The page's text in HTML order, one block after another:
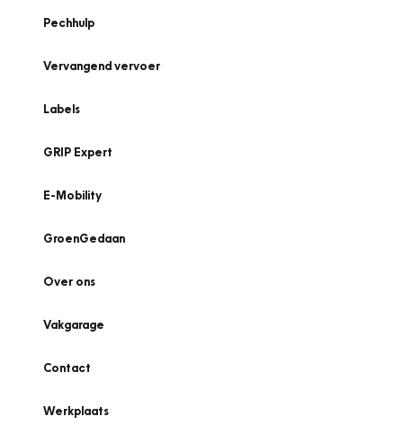
Pechhulp
Vervangend vervoer
Labels
GRIP Expert
E-Mobility
GroenGedaan
Over ons
Vakgarage
Contact
Werkplaats